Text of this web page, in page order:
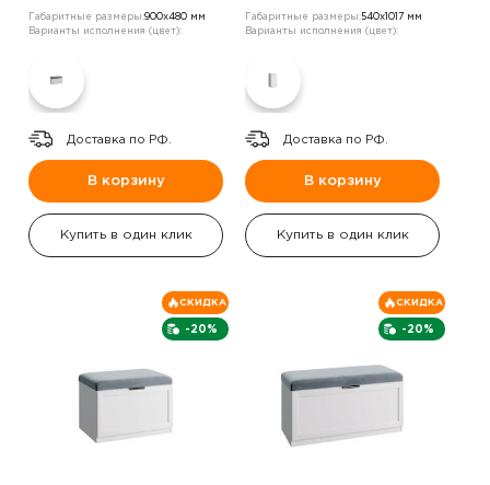
Габаритные размеры:900х480 мм
Варианты исполнения (цвет):
Доставка по РФ.
В корзину
Купить в один клик
Габаритные размеры:540х1017 мм
Варианты исполнения (цвет):
Доставка по РФ.
В корзину
Купить в один клик
-20%
СКИДКА
-20%
СКИДКА